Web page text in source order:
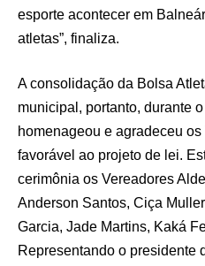
esporte acontecer em
atletas”, finaliza.
A consolidação da Bolsa
municipal, portanto, durante
homenageou e agradeceu
favorável ao projeto de lei.
cerimônia os Vereadores
Anderson Santos, Ciça
Garcia, Jade Martins, Kaká
Representando o presidente